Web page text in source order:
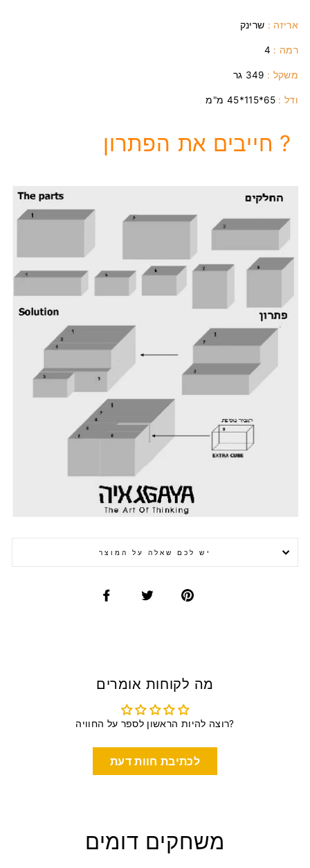
אריזה : שרינק
רמה :
משקל :
ודל :65*115*45 מ"מ
חייבים את הפתרון ?
יש לכם שאלה על המוצר
מה לקוחות אומרים
רוצה להיות הראשון לספר על החוויה?
לכתיבת חוות דעת
משחקים דומים